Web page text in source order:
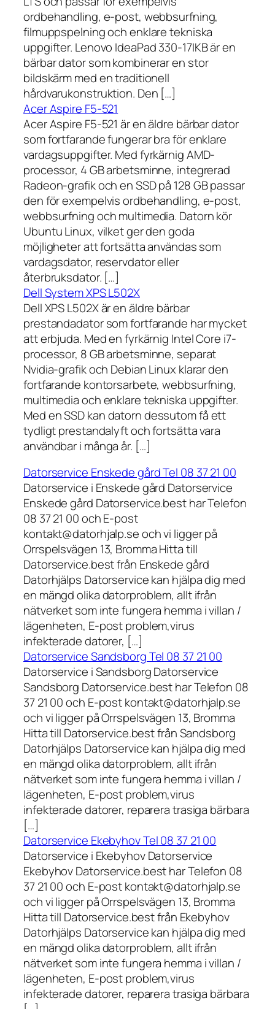
ordbehandling, e-post, webbsurfning,
filmuppspelning och enklare tekniska
uppgifter. Lenovo IdeaPad 330-17IKB är en
bärbar dator som kombinerar en stor
bildskärm med en traditionell
hårdvarukonstruktion. Den […]
Acer Aspire F5-521
Acer Aspire F5-521 är en äldre bärbar dator
som fortfarande fungerar bra för enklare
vardagsuppgifter. Med fyrkärnig AMD-
processor, 4 GB arbetsminne, integrerad
Radeon-grafik och en SSD på 128 GB passar
den för exempelvis ordbehandling, e-post,
webbsurfning och multimedia. Datorn kör
Ubuntu Linux, vilket ger den goda
möjligheter att fortsätta användas som
vardagsdator, reservdator eller
återbruksdator. […]
Dell System XPS L502X
Dell XPS L502X är en äldre bärbar
prestandadator som fortfarande har mycket
att erbjuda. Med en fyrkärnig Intel Core i7-
processor, 8 GB arbetsminne, separat
Nvidia-grafik och Debian Linux klarar den
fortfarande kontorsarbete, webbsurfning,
multimedia och enklare tekniska uppgifter.
Med en SSD kan datorn dessutom få ett
tydligt prestandalyft och fortsätta vara
användbar i många år. […]
Datorservice Enskede gård Tel 08 37 21 00
Datorservice i Enskede gård Datorservice
Enskede gård Datorservice.best har Telefon
08 37 21 00 och E-post
kontakt@datorhjalp.se och vi ligger på
Orrspelsvägen 13, Bromma Hitta till
Datorservice.best från Enskede gård
Datorhjälps Datorservice kan hjälpa dig med
en mängd olika datorproblem, allt ifrån
nätverket som inte fungera hemma i villan /
lägenheten, E-post problem,virus
infekterade datorer, […]
Datorservice Sandsborg Tel 08 37 21 00
Datorservice i Sandsborg Datorservice
Sandsborg Datorservice.best har Telefon 08
37 21 00 och E-post kontakt@datorhjalp.se
och vi ligger på Orrspelsvägen 13, Bromma
Hitta till Datorservice.best från Sandsborg
Datorhjälps Datorservice kan hjälpa dig med
en mängd olika datorproblem, allt ifrån
nätverket som inte fungera hemma i villan /
lägenheten, E-post problem,virus
infekterade datorer, reparera trasiga bärbara
[…]
Datorservice Ekebyhov Tel 08 37 21 00
Datorservice i Ekebyhov Datorservice
Ekebyhov Datorservice.best har Telefon 08
37 21 00 och E-post kontakt@datorhjalp.se
och vi ligger på Orrspelsvägen 13, Bromma
Hitta till Datorservice.best från Ekebyhov
Datorhjälps Datorservice kan hjälpa dig med
en mängd olika datorproblem, allt ifrån
nätverket som inte fungera hemma i villan /
lägenheten, E-post problem,virus
infekterade datorer, reparera trasiga bärbara